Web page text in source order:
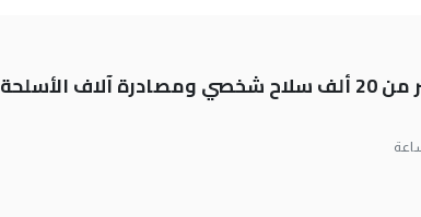
الداخلية: تسجيل أكثر من 20 ألف سلاح شخصي ومصادرة آلاف الأسلحة